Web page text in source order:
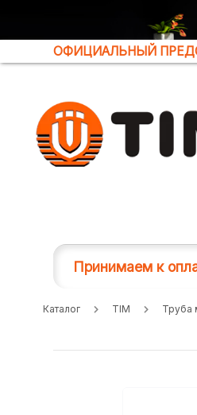
ОФИЦИАЛЬНЫЙ
Принимаем к
Каталог TIM Труба